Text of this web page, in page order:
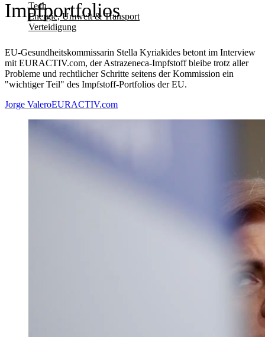
Tech
Energie, Umwelt & Transport
Verteidigung
Impfportfolios
EU-Gesundheitskommissarin Stella Kyriakides betont im Interview
mit EURACTIV.com, der Astrazeneca-Impfstoff bleibe trotz aller
Probleme und rechtlicher Schritte seitens der Kommission ein
"wichtiger Teil" des Impfstoff-Portfolios der EU.
Jorge ValeroEURACTIV.com